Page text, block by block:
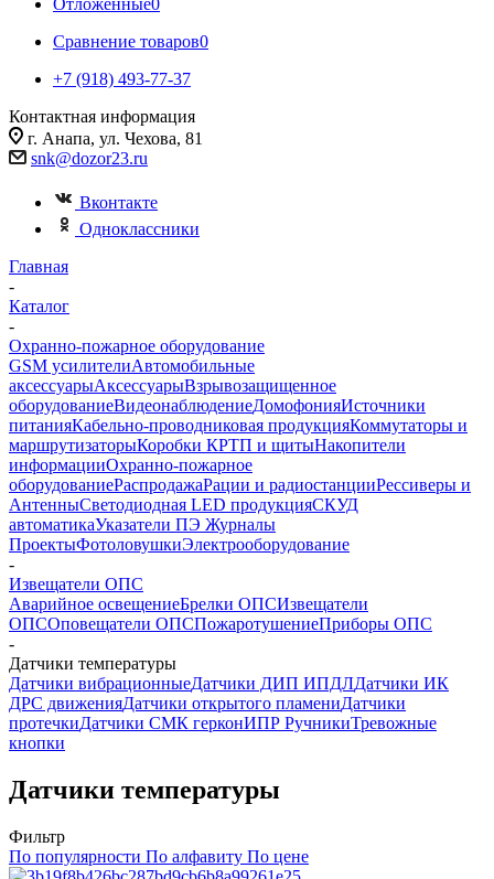
Сравнение товаров0
+7 (918) 493-77-37
Контактная информация
г. Анапа, ул. Чехова, 81
snk@dozor23.ru
Вконтакте
Одноклассники
Главная
-
Каталог
-
Охранно-пожарное оборудование
GSM усилителиАвтомобильные
аксессуарыАксессуарыВзрывозащищенное
оборудованиеВидеонаблюдениеДомофонияИсточники
питанияКабельно-проводниковая продукцияКоммутаторы и
маршрутизаторыКоробки КРТП и щитыНакопители
информацииОхранно-пожарное
оборудованиеРаспродажаРации и радиостанцииРессиверы и
АнтенныСветодиодная LED продукцияСКУД
автоматикаУказатели ПЭ Журналы
ПроектыФотоловушкиЭлектрооборудование
-
Извещатели ОПС
Аварийное освещениеБрелки ОПСИзвещатели
ОПСОповещатели ОПСПожаротушениеПриборы ОПС
-
Датчики температуры
Датчики вибрационныеДатчики ДИП ИПДЛДатчики ИК
ДРС движенияДатчики открытого пламениДатчики
протечкиДатчики СМК герконИПР РучникиТревожные
кнопки
Датчики температуры
Фильтр
По популярности По алфавиту По цене